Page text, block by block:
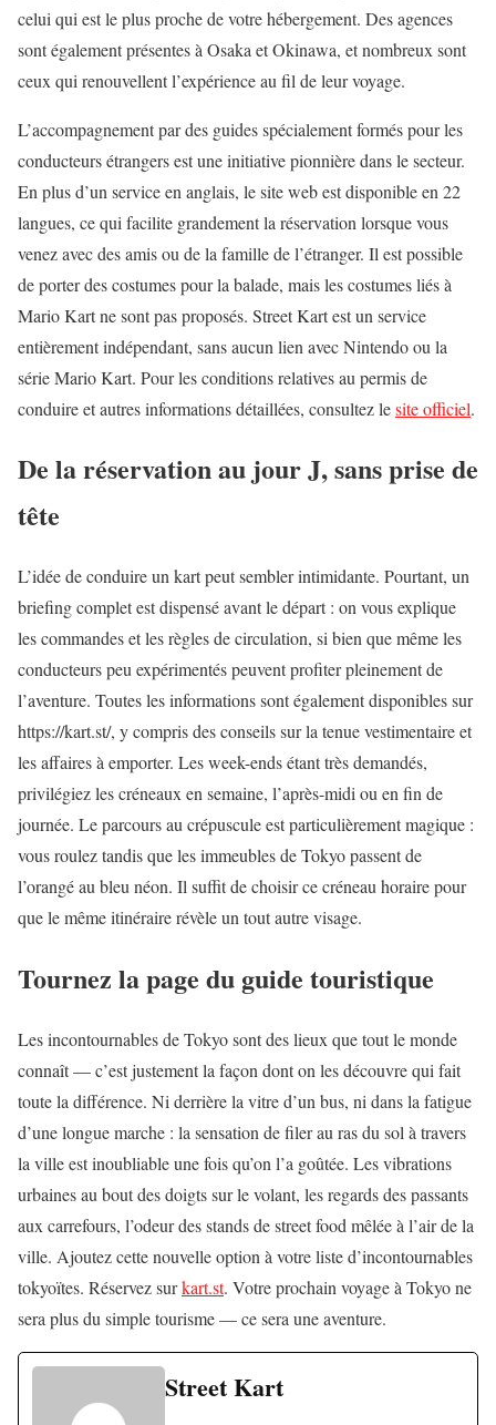
celui qui est le plus proche de votre hébergement. Des agences
sont également présentes à Osaka et Okinawa, et nombreux sont
ceux qui renouvellent l’expérience au fil de leur voyage.
L’accompagnement par des guides spécialement formés pour les
conducteurs étrangers est une initiative pionnière dans le secteur.
En plus d’un service en anglais, le site web est disponible en 22
langues, ce qui facilite grandement la réservation lorsque vous
venez avec des amis ou de la famille de l’étranger. Il est possible
de porter des costumes pour la balade, mais les costumes liés à
Mario Kart ne sont pas proposés. Street Kart est un service
entièrement indépendant, sans aucun lien avec Nintendo ou la
série Mario Kart. Pour les conditions relatives au permis de
conduire et autres informations détaillées, consultez lesite officiel.
De la réservation au jour J, sans prise de
tête
L’idée de conduire un kart peut sembler intimidante. Pourtant, un
briefing complet est dispensé avant le départ : on vous explique
les commandes et les règles de circulation, si bien que même les
conducteurs peu expérimentés peuvent profiter pleinement de
l’aventure. Toutes les informations sont également disponibles sur
https://kart.st/, y compris des conseils sur la tenue vestimentaire et
les affaires à emporter. Les week-ends étant très demandés,
privilégiez les créneaux en semaine, l’après-midi ou en fin de
journée. Le parcours au crépuscule est particulièrement magique :
vous roulez tandis que les immeubles de Tokyo passent de
l’orangé au bleu néon. Il suffit de choisir ce créneau horaire pour
que le même itinéraire révèle un tout autre visage.
Tournez la page du guide touristique
Les incontournables de Tokyo sont des lieux que tout le monde
connaît — c’est justement la façon dont on les découvre qui fait
toute la différence. Ni derrière la vitre d’un bus, ni dans la fatigue
d’une longue marche : la sensation de filer au ras du sol à travers
la ville est inoubliable une fois qu’on l’a goûtée. Les vibrations
urbaines au bout des doigts sur le volant, les regards des passants
aux carrefours, l’odeur des stands de street food mêlée à l’air de la
ville. Ajoutez cette nouvelle option à votre liste d’incontournables
tokyoïtes. Réservez surkart.st. Votre prochain voyage à Tokyo ne
sera plus du simple tourisme — ce sera une aventure.
Street Kart